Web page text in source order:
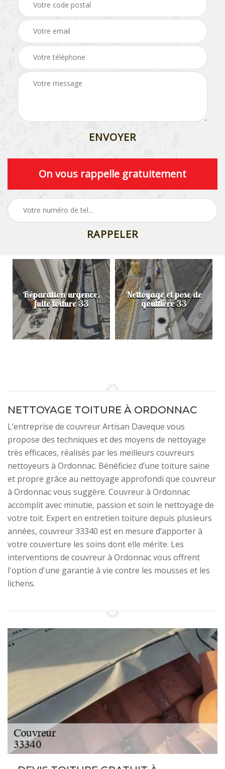
On vous rappelle gratuitement
Réparation urgence,
fuite toiture 33
Nettoyage et pose de
gouttière 33
NETTOYAGE TOITURE À ORDONNAC
L’entreprise de couvreur Artisan Daveque vous
propose des techniques et des moyens de nettoyage
très efficaces, réalisés par les meilleurs couvreurs
nettoyeurs à Ordonnac. Bénéficiez d’une toiture saine
et propre grâce au nettoyage approfondi que couvreur
à Ordonnac vous suggère. Couvreur à Ordonnac
accomplit avec minutie, passion et soin le nettoyage de
votre toit. Expert en entretien toiture depuis plusieurs
années, couvreur 33340 est en mesure d’apporter à
votre couverture les soins dont elle mérite. Les
interventions de couvreur à Ordonnac vous offrent
l'option d'une garantie à vie contre les mousses et les
lichens.